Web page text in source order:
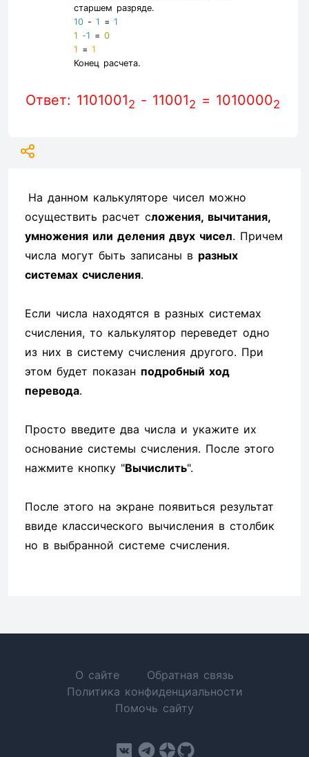
старшем разряде.
10- 1 = 1
1 -1 = 0
1 = 1
Конец расчета.
Ответ: 11010012 - 110012 = 10100002
На данном калькуляторе чисел можно
осуществить расчет сложения, вычитания,
умножения или деления двух чисел. Причем
числа могут быть записаны в разных
системах счисления.
Если числа находятся в разных системах
счисления, то калькулятор переведет одно
из них в систему счисления другого. При
этом будет показан подробный ход
перевода.
Просто введите два числа и укажите их
основание системы счисления. После этого
нажмите кнопку "Вычислить".
После этого на экране появиться результат
ввиде классического вычисления в столбик
но в выбранной системе счисления.
О сайте
Обратная связь
Политика конфиденциальности
Помочь сайту